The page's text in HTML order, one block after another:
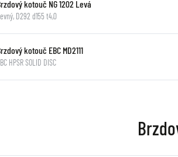
kotouč NG 1202 Levá
D292 d155 t4,0
kotouč EBC MD2111
HPSR SOLID DISC